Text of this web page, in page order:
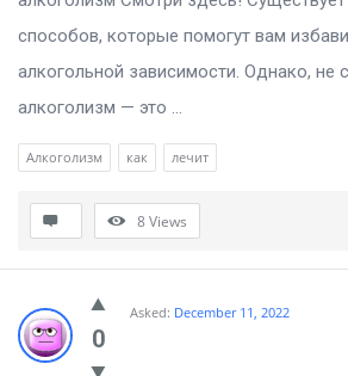
способов, которые помогут вам
алкогольной зависимости. Однако, не
алкоголизм — это ...
Алкоголизм как лечит
8Views
0
Asked: December 11, 2022